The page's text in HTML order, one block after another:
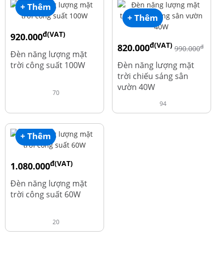
+ Thêm
920.000đ(VAT)
1.010.000
Đèn năng lượng mặt
trời công suất 100W
70
+ Thêm
820.000đ(VAT) 990.000đ
Đèn năng lượng mặt
trời chiếu sáng sân
vườn 40W
94
+ Thêm
1.080.000đ(VAT)
1.220.000
Đèn năng lượng mặt
trời công suất 60W
20